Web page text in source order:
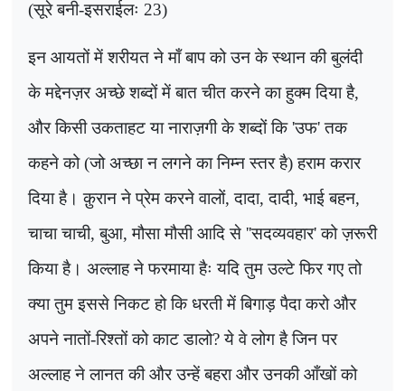
(सूरे बनी-इसराईलः 23)
इन आयतों में शरीयत ने माँ बाप को उन के स्थान की बुलंदी
के मद्देनज़र अच्छे शब्दों में बात चीत करने का हुक्म दिया है,
और किसी उकताहट या नाराज़गी के शब्दों कि'उफ'तक
कहने को (जो अच्छा न लगने का निम्न स्तर है) हराम करार
दिया है। क़ुरान ने प्रेम करने वालों,दादा,दादी, भाई बहन,
चाचा चाची,बुआ,मौसा मौसी आदि से ''सदव्यवहार'को ज़रूरी
किया है। अल्लाह ने फरमाया हैः यदि तुम उल्टे फिर गए तो
क्या तुम इससे निकट हो कि धरती में बिगाड़ पैदा करो और
अपने नातों-रिश्तों को काट डालो?ये वे लोग है जिन पर
अल्लाह ने लानत की और उन्हें बहरा और उनकी आँखों को